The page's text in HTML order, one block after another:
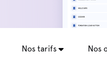
Nos tarifs Nos